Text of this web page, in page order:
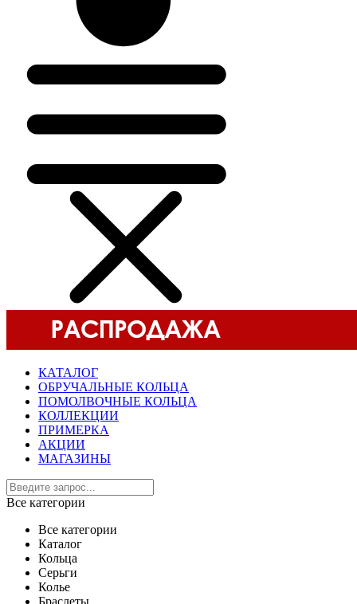
КАТАЛОГ
ОБРУЧАЛЬНЫЕ КОЛЬЦА
ПОМОЛВОЧНЫЕ КОЛЬЦА
КОЛЛЕКЦИИ
ПРИМЕРКА
АКЦИИ
МАГАЗИНЫ
Все категории
Все категории
Каталог
Кольца
Серьги
Колье
Браслеты